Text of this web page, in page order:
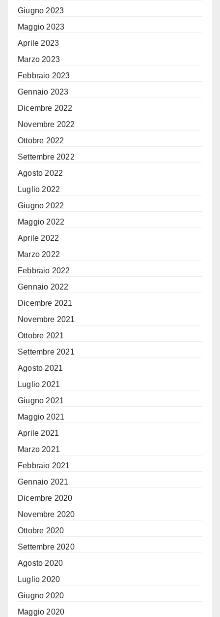
Giugno 2023
Maggio 2023
Aprile 2023
Marzo 2023
Febbraio 2023
Gennaio 2023
Dicembre 2022
Novembre 2022
Ottobre 2022
Settembre 2022
Agosto 2022
Luglio 2022
Giugno 2022
Maggio 2022
Aprile 2022
Marzo 2022
Febbraio 2022
Gennaio 2022
Dicembre 2021
Novembre 2021
Ottobre 2021
Settembre 2021
Agosto 2021
Luglio 2021
Giugno 2021
Maggio 2021
Aprile 2021
Marzo 2021
Febbraio 2021
Gennaio 2021
Dicembre 2020
Novembre 2020
Ottobre 2020
Settembre 2020
Agosto 2020
Luglio 2020
Giugno 2020
Maggio 2020